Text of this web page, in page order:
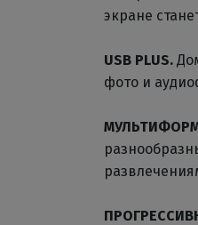
экране
USB PLUS.
фото и